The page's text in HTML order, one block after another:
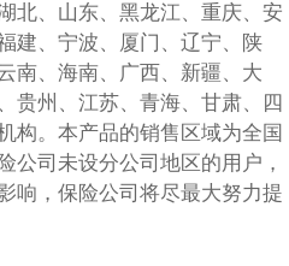
北、山东、黑龙江、重庆、安
建、宁波、厦门、辽宁、陕
南、海南、广西、新疆、大
贵州、江苏、青海、甘肃、四
构。本产品的销售区域为全国
公司未设分公司地区的用户，
响，保险公司将尽最大努力提